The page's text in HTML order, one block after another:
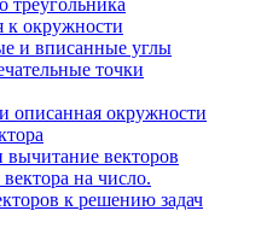
к окружности
и вписанные углы
точки
описанная окружности
векторов
на число.
к решению задач